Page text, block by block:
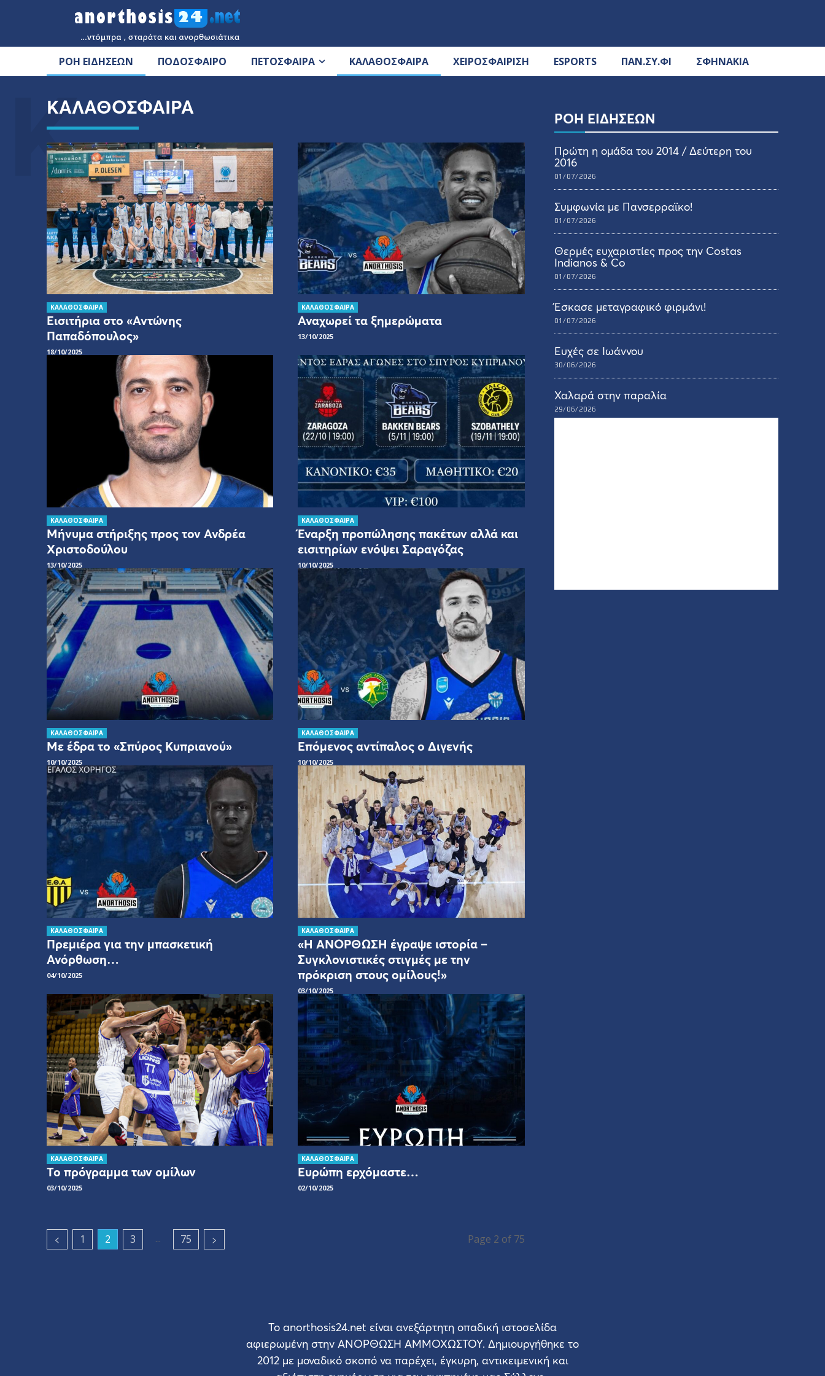
ΡΟΗ ΕΙΔΗΣΕΩΝ ΠΟΔΟΣΦΑΙΡΟ ΠΕΤΟΣΦΑΙΡΑ ΚΑΛΑΘΟΣΦΑΙΡΑ ΧΕΙΡΟΣΦΑΙΡΙΣΗ ESPORTS ΠΑΝ.ΣΥ.ΦΙ ΣΦΗΝΑΚΙΑ
ΚΑΛΑΘΟΣΦΑΙΡΑ
Κ
ΚΑΛΑΘΟΣΦΑΙΡΑ
Εισιτήρια στο «Αντώνης
Παπαδόπουλος»
18/10/2025
ΚΑΛΑΘΟΣΦΑΙΡΑ
Αναχωρεί τα ξημερώματα
13/10/2025
ΚΑΛΑΘΟΣΦΑΙΡΑ
Μήνυμα στήριξης προς τον Ανδρέα
Χριστοδούλου
13/10/2025
ΚΑΛΑΘΟΣΦΑΙΡΑ
Έναρξη προπώλησης πακέτων αλλά και
εισιτηρίων ενόψει Σαραγόζας
10/10/2025
ΚΑΛΑΘΟΣΦΑΙΡΑ
Με έδρα το «Σπύρος Κυπριανού»
10/10/2025
ΚΑΛΑΘΟΣΦΑΙΡΑ
Επόμενος αντίπαλος ο Διγενής
10/10/2025
ΚΑΛΑΘΟΣΦΑΙΡΑ
Πρεμιέρα για την μπασκετική
Ανόρθωση…
04/10/2025
ΚΑΛΑΘΟΣΦΑΙΡΑ
«Η ΑΝΟΡΘΩΣΗ έγραψε ιστορία –
Συγκλονιστικές στιγμές με την
πρόκριση στους ομίλους!»
03/10/2025
ΚΑΛΑΘΟΣΦΑΙΡΑ
Το πρόγραμμα των ομίλων
03/10/2025
ΚΑΛΑΘΟΣΦΑΙΡΑ
Ευρώπη ερχόμαστε…
02/10/2025
1 2 3 ... 75 Page 2 of 75
ΡΟΗ ΕΙΔΗΣΕΩΝ
Πρώτη η ομάδα του 2014 / Δεύτερη του
2016
01/07/2026
Συμφωνία με Πανσερραϊκο!
01/07/2026
Θερμές ευχαριστίες προς την Costas
Indianos & Co
01/07/2026
Έσκασε μεταγραφικό φιρμάνι!
01/07/2026
Ευχές σε Ιωάννου
30/06/2026
Χαλαρά στην παραλία
29/06/2026
Το anorthosis24.net είναι ανεξάρτητη οπαδική ιστοσελίδα
αφιερωμένη στην ΑΝΟΡΘΩΣΗ ΑΜΜΟΧΩΣΤΟΥ. Δημιουργήθηκε το
2012 με μοναδικό σκοπό να παρέχει, έγκυρη, αντικειμενική και